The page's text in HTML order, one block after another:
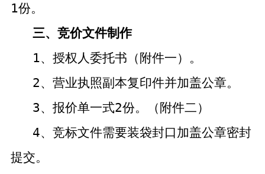
1份。
三、竞价文件制作
1、授权人委托书（附件一）。
2、营业执照副本复印件并加盖公章。
3、报价单一式2份。（附件二）
4、竞标文件需要装袋封口加盖公章密封
提交。